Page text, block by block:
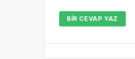
BIR CEVAP YAZ